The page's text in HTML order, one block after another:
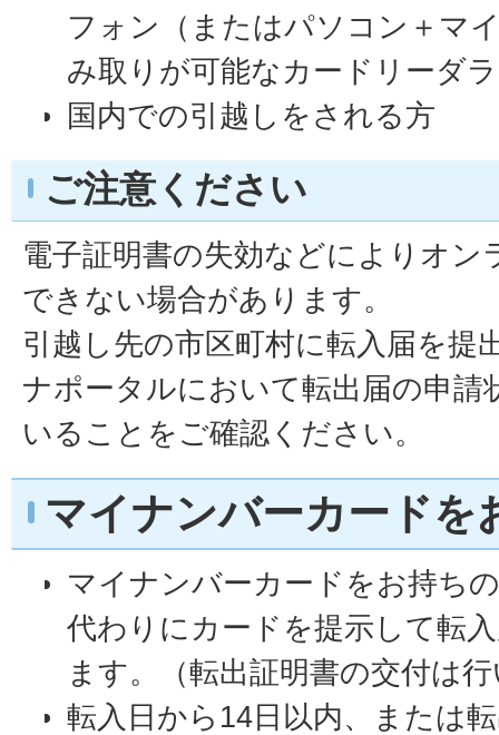
フォン（またはパソコン＋マ
み取りが可能なカードリーダ
国内での引越しをされる方
ご注意ください
電子証明書の失効などによりオン
できない場合があります。
引越し先の市区町村に転入届を提
ナポータルにおいて転出届の申請
いることをご確認ください。
マイナンバーカードを
マイナンバーカードをお持ち
代わりにカードを提示して転
ます。（転出証明書の交付は
転入日から14日以内、または